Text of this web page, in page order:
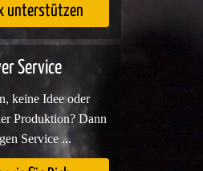
unterstützen
Service
keine Idee oder
Produktion? Dann
Service ...